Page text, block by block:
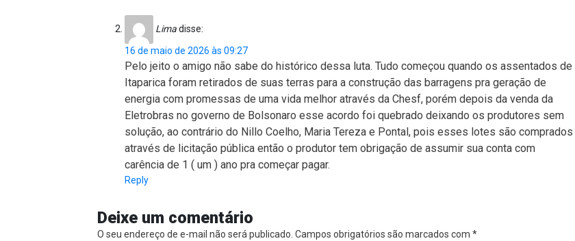
Limadisse:
16 de maio de 2026 às 09:27
Pelo jeito o amigo não sabe do histórico dessa luta. Tudo começou quando os assentados de
Itaparica foram retirados de suas terras para a construção das barragens pra geração de
energia com promessas de uma vida melhor através da Chesf, porém depois da venda da
Eletrobras no governo de Bolsonaro esse acordo foi quebrado deixando os produtores sem
solução, ao contrário do Nillo Coelho, Maria Tereza e Pontal, pois esses lotes são comprados
através de licitação pública então o produtor tem obrigação de assumir sua conta com
carência de 1 ( um ) ano pra começar pagar.
Reply
Deixe um comentário
O seu endereço de e-mail não será publicado. Campos obrigatórios são marcados com *